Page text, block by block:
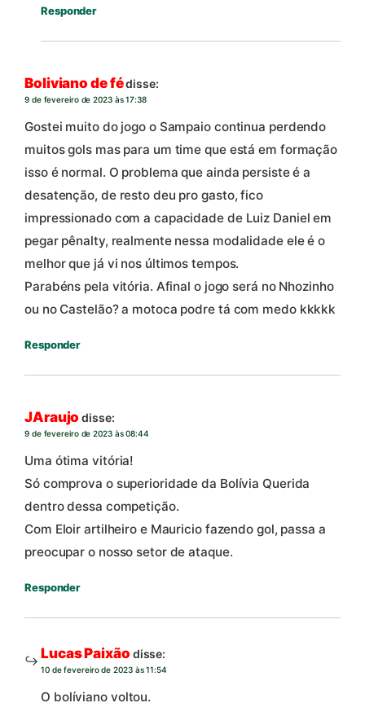
Responder
Boliviano de fédisse:
9 de fevereiro de 2023 às 17:38
Gostei muito do jogo o Sampaio continua perdendo
muitos gols mas para um time que está em formação
isso é normal. O problema que ainda persiste é a
desatenção, de resto deu pro gasto, fico
impressionado com a capacidade de Luiz Daniel em
pegar pênalty, realmente nessa modalidade ele é o
melhor que já vi nos últimos tempos.
Parabéns pela vitória. Afinal o jogo será no Nhozinho
ou no Castelão? a motoca podre tá com medo kkkkk
Responder
JAraujo disse:
9 de fevereiro de 2023 às 08:44
Uma ótima vitória!
Só comprova o superioridade da Bolívia Querida
dentro dessa competição.
Com Eloir artilheiro e Mauricio fazendo gol, passa a
preocupar o nosso setor de ataque.
Responder
Lucas Paixão disse:
10 de fevereiro de 2023 às 11:54
O bolíviano voltou.